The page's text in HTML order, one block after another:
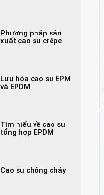
Phương pháp sản
xuất cao su crêpe
Lưu hóa cao su EPM
và EPDM
Tìm hiểu về cao su
tổng hợp EPDM
Cao su chống cháy